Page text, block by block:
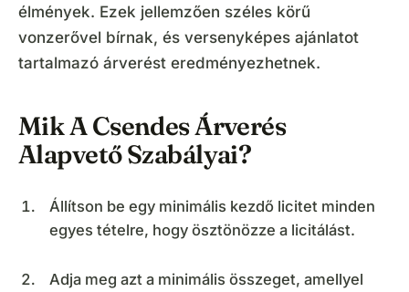
élmények. Ezek jellemzően széles körű
vonzerővel bírnak, és versenyképes ajánlatot
tartalmazó árverést eredményezhetnek.
Mik A Csendes Árverés
Alapvető Szabályai?
Állítson be egy minimális kezdő licitet minden
egyes tételre, hogy ösztönözze a licitálást.
Adja meg azt a minimális összeget, amellyel